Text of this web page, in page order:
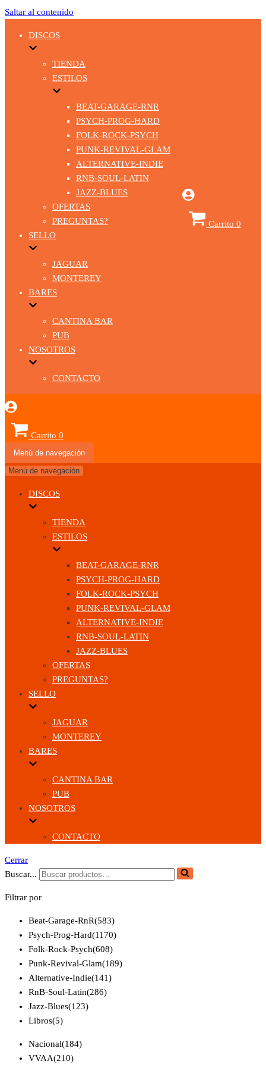
Saltar al contenido
DISCOS
TIENDA
ESTILOS
BEAT-GARAGE-RNR
PSYCH-PROG-HARD
FOLK-ROCK-PSYCH
PUNK-REVIVAL-GLAM
ALTERNATIVE-INDIE
RNB-SOUL-LATIN
JAZZ-BLUES
OFERTAS
PREGUNTAS?
SELLO
JAGUAR
MONTEREY
BARES
CANTINA BAR
PUB
NOSOTROS
CONTACTO
Carrito 0
Carrito 0
Menú de navegación
Menú de navegación
DISCOS
TIENDA
ESTILOS
BEAT-GARAGE-RNR
PSYCH-PROG-HARD
FOLK-ROCK-PSYCH
PUNK-REVIVAL-GLAM
ALTERNATIVE-INDIE
RNB-SOUL-LATIN
JAZZ-BLUES
OFERTAS
PREGUNTAS?
SELLO
JAGUAR
MONTEREY
BARES
CANTINA BAR
PUB
NOSOTROS
CONTACTO
Cerrar
Buscar...
Filtrar por
Beat-Garage-RnR(583)
Psych-Prog-Hard(1170)
Folk-Rock-Psych(608)
Punk-Revival-Glam(189)
Alternative-Indie(141)
RnB-Soul-Latin(286)
Jazz-Blues(123)
Libros(5)
Nacional(184)
VVAA(210)